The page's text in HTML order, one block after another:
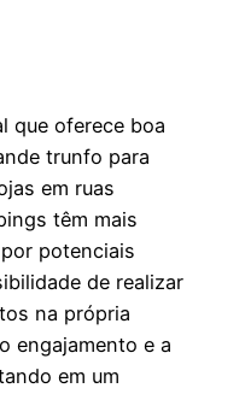
que oferece boa
trunfo para
em ruas
têm mais
potenciais
de realizar
na própria
engajamento e a
em um